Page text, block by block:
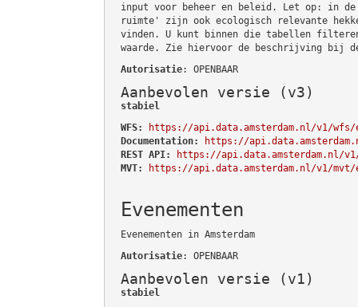
input voor beheer en beleid. Let op: in de
ruimte' zijn ook ecologisch relevante
vinden. U kunt binnen die tabellen
waarde. Zie hiervoor de beschrijving bij
Autorisatie: OPENBAAR
Aanbevolen versie (v3)
stabiel
WFS:
https://api.data.amsterdam.nl/v1/wfs/
Documentation:
https://
REST API:
https://api.data.amsterdam.nl/
MVT:
https://api.data.amsterdam.nl/v1/mvt/
Evenementen
Evenementen in Amsterdam
Autorisatie: OPENBAAR
Aanbevolen versie (v1)
stabiel